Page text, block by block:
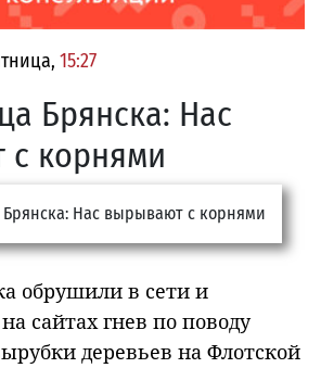
15:27
Брянска: Нас
корнями
обрушили в сети и
сайтах гнев по поводу
деревьев на Флотской